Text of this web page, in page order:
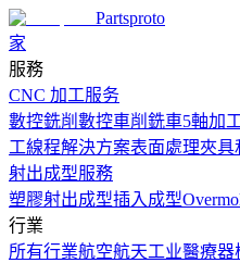
Partsproto
家
服務
CNC 加工服务
數控銑削 數控車削 銑車5軸加
工線程解決方案表面處理夾具
射出成型服務
塑膠射出成型插入成型
行業
所有行業航空航天工业醫療器